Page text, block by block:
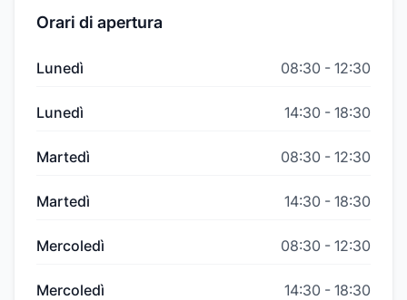
Orari di apertura
Lunedì 08:30 - 12:30
Lunedì 14:30 - 18:30
Martedì 08:30 - 12:30
Martedì 14:30 - 18:30
Mercoledì 08:30 - 12:30
Mercoledì 14:30 - 18:30